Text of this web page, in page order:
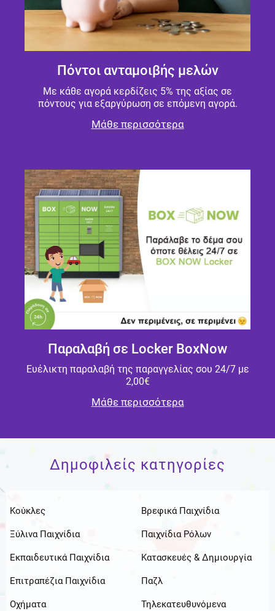
Πόντοι ανταμοιβής μελών
Με κάθε αγορά κερδίζεις 5% της αξίας σε
πόντους για εξαργύρωση σε επόμενη αγορά.
Μάθε περισσότερα
Παραλαβή σε Locker BoxNow
Ευέλικτη παραλαβή της παραγγελίας σου 24/7 με
2,00€
Μάθε περισσότερα
Δημοφιλείς κατηγορίες
Κούκλες Βρεφικά Παιχνίδια
Ξύλινα Παιχνίδια Παιχνίδια Ρόλων
Εκπαιδευτικά Παιχνίδια Κατασκευές & Δημιουργία
Επιτραπέζια Παιχνίδια Παζλ
Οχήματα Τηλεκατευθυνόμενα